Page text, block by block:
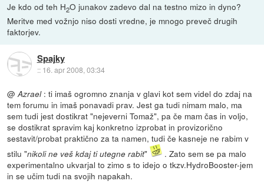
Je kdo od teh H2O junakov zadevo dal na testno mizo in dyno?
Meritve med vožnjo niso dosti vredne, je mnogo preveč drugih
faktorjev.
Spajky
:: 16. apr 2008, 03:34
@Azrael: ti imaš ogromno znanja v glavi kot sem videl do zdaj na
tem forumu in imaš ponavadi prav. Jest ga tudi nimam malo, ma
sem tudi jest dostikrat "nejeverni Tomaž", pa če mam čas in voljo,
se dostikrat spravim kaj konkretno izprobat in provizorično
sestavit/probat praktično za ta namen, tudi če kasneje ne rabim v
stilu "nikoli ne veš kdaj ti utegne rabit"
. Zato sem se pa malo
experimentalno ukvarjal to zimo s to idejo o tkzv.HydroBooster-jem
in se učim tudi na svojih napakah.